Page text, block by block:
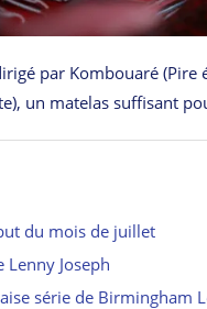
par Kombouaré
un matelas suffisant
du mois de juillet
Joseph
série de Birmingham